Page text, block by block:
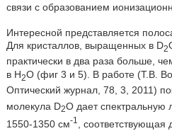
связи с образованием
Интересной представляется
Для кристаллов, выращенных в D2
практически в два раза больше,
в Н2О (фиг 3 и 5). В работе (Т.В.
Оптический журнал, 78, 3, 2011)
молекула D2O дает спектральную
1550-1350 см-1
,